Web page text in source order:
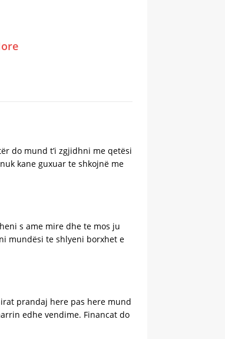
do mund t’i zgjidhni me qetësi
kane guxuar te shkojnë me
s ame mire dhe te mos ju
mundësi te shlyeni borxhet e
prandaj here pas here mund
edhe vendime. Financat do